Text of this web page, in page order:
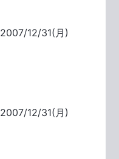
12/31(月)
12/31(月)